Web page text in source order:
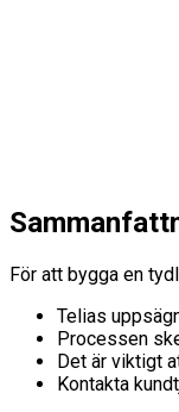
För att bygga en
Telias
Processen
Det är viktigt
Kontakta